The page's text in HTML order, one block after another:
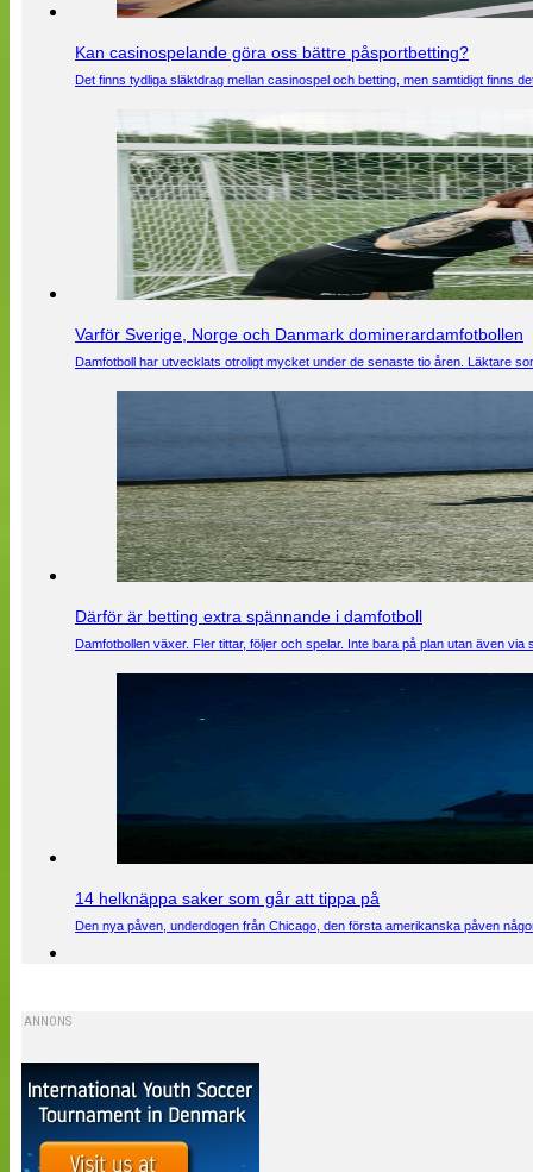
Kan casinospelande göra oss bättre påsportbetting?
Det finns tydliga släktdrag mellan casinospel och betting, men samtidigt finns
Varför Sverige, Norge och Danmark dominerardamfotbollen
Damfotboll har utvecklats otroligt mycket under de senaste tio åren. Läktare
Därför är betting extra spännande i damfotboll
Damfotbollen växer. Fler tittar, följer och spelar. Inte bara på plan utan även
14 helknäppa saker som går att tippa på
Den nya påven, underdogen från Chicago, den första amerikanska påven
ANNONS